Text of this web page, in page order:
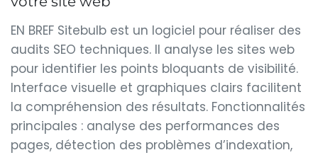
EN BREF Sitebulb est un logiciel pour réaliser des
audits SEO techniques. Il analyse les sites web
pour identifier les points bloquants de visibilité.
Interface visuelle et graphiques clairs facilitent
la compréhension des résultats. Fonctionnalités
principales : analyse des performances des
pages, détection des problèmes d’indexation,